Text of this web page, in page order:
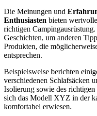
Die Meinungen und
Enthusiasten bieten
richtigen
Geschichten, um anderen
Produkten, die
entsprechen.
Beispielsweise berichten
verschiedenen Schlafsäcken
Isolierung sowie des
sich das Modell XYZ in der
komfortabel erwiesen.